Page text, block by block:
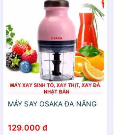
MÁY SAY OSAKA ĐA NĂNG
129.000 đ